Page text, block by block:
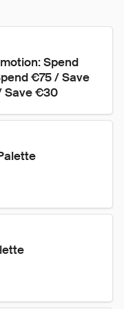
Spend
€75 / Save
Save €30